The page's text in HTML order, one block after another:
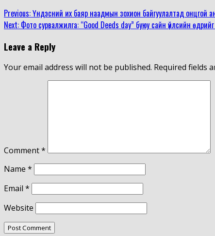
Continue
Reading
Previous:Үндэсний их баяр наадмын зохион байгуулалтад онцгой
Next: Фото сурвалжилга: “Good Deeds day” буюу сайн үйлсийн өдрийг
Leave a Reply
Your email address will not be published. Required fields
Comment*
Name *
Email *
Website